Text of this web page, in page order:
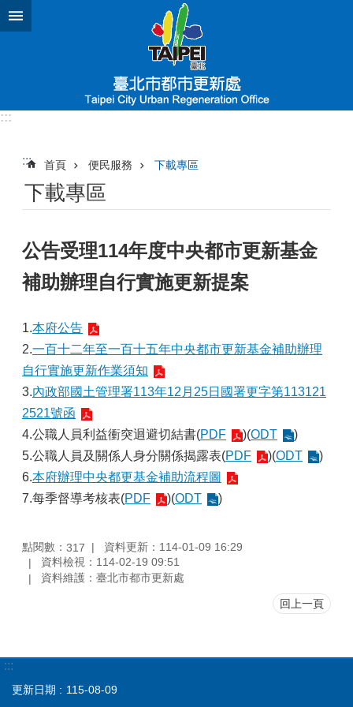
跳到主要內容區塊
:::
::: 首頁 便民服務 下載專區
下載專區
公告受理114年度中央都市更新基金
補助辦理自行實施更新提案
1.本府公告
2.一百十二年至一百十五年中央都市更新基金補助辦理
自行實施更新作業須知
3.內政部國土管理署113年12月25日國署更字第113121
2521號函
4.公職人員利益衝突迴避切結書(PDF )(ODT
)
5.公職人員及關係人身分關係揭露表(PDF )(ODT
)
6.本府辦理中央都更基金補助流程圖
7.每季督導考核表(PDF )(ODT )
點閱數： 317
資料更新：114-01-09 16:29
資料檢視：114-02-19 09:51
資料維護：臺北市都市更新處
回上一頁
:::
更新日期 115-08-09